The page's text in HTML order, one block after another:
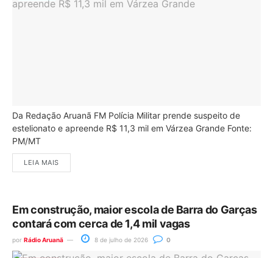
Da Redação Aruanã FM Polícia Militar prende suspeito de
estelionato e apreende R$ 11,3 mil em Várzea Grande Fonte:
PM/MT
LEIA MAIS
Em construção, maior escola de Barra do Garças
contará com cerca de 1,4 mil vagas
por Rádio Aruanã 8 de julho de 2026 0